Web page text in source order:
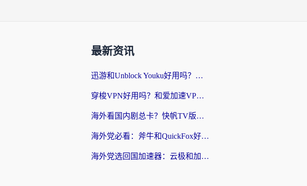
最新资讯
迅游和Unblock Youku好用吗？海外党亲测：3个维度教你选对回国加速器
穿梭VPN好用吗？和爱加速VPN对比哪个回国效果更好？海外党必看的实用指南
海外看国内剧总卡？快帆TV版VPN好用吗？和海牛VPN对比哪个回国效果更好？
海外党必看：斧牛和QuickFox好用吗？3步选对回国加速器，无缝刷国内剧玩游戏
海外党选回国加速器：云极和加速喵哪个好？附3款热门工具实测对比